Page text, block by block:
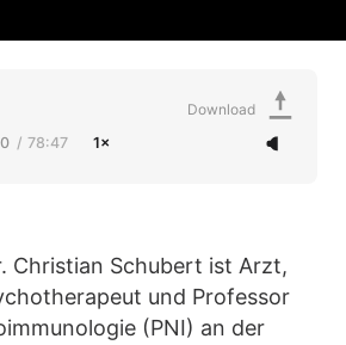
/ 78:47 1×
Download
Christian Schubert ist Arzt,
und Professor
(PNI) an der